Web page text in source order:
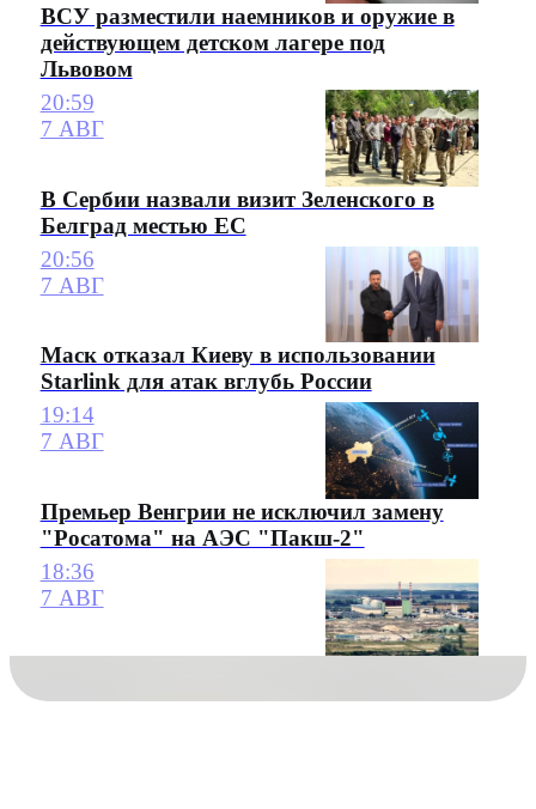
ВСУ разместили наемников и оружие в
действующем детском лагере под
Львовом
20:59
7 АВГ
В Сербии назвали визит Зеленского в
Белград местью ЕС
20:56
7 АВГ
Маск отказал Киеву в использовании
Starlink для атак вглубь России
19:14
7 АВГ
Премьер Венгрии не исключил замену
"Росатома" на АЭС "Пакш-2"
18:36
7 АВГ